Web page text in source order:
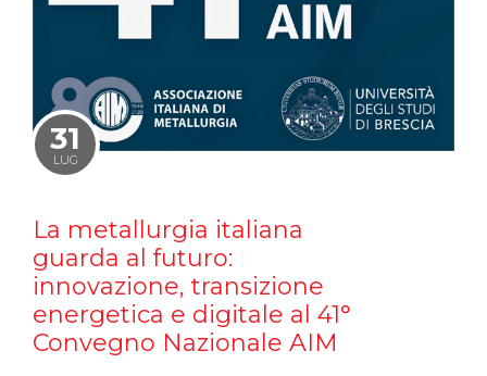
31
LUG
La metallurgia italiana
guarda al futuro:
innovazione, transizione
energetica e digitale al 41°
Convegno Nazionale AIM